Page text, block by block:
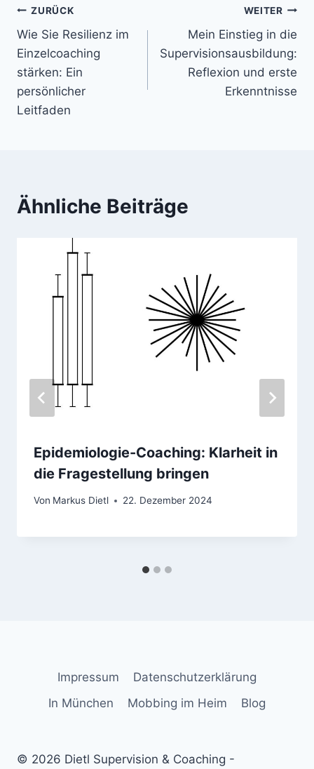
Beitragsnavigation
ZURÜCK
Wie Sie Resilienz im
Einzelcoaching
stärken: Ein
persönlicher
Leitfaden
WEITER
Mein Einstieg in die
Supervisionsausbildung:
Reflexion und erste
Erkenntnisse
Ähnliche Beiträge
Epidemiologie-Coaching: Klarheit in
die Fragestellung bringen
Von Markus Dietl 22. Dezember 2024
Impressum
Datenschutzerklärung
In München
Mobbing im Heim Blog
© 2026 Dietl Supervision & Coaching -